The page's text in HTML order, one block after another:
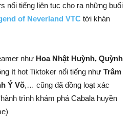
nổi tiếng liên tục cho ra những buổi
of Neverland VTC tới khán
như Hoa Nhật Huỳnh, Quỳnh
ít hot Tiktoker nổi tiếng như Trâm
Ý Võ,… cũng đã đồng loạt xác
trình khám phá Cabala huyền